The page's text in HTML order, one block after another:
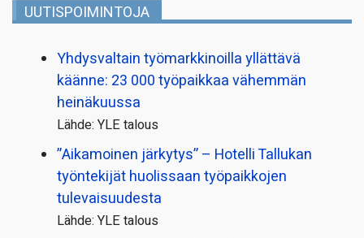
UUTISPOIMINTOJA
Yhdysvaltain työmarkkinoilla yllättävä
käänne: 23 000 työpaikkaa vähemmän
heinäkuussa
Lähde: YLE talous
”Aikamoinen järkytys” – Hotelli Tallukan
työntekijät huolissaan työpaikkojen
tulevaisuudesta
Lähde: YLE talous